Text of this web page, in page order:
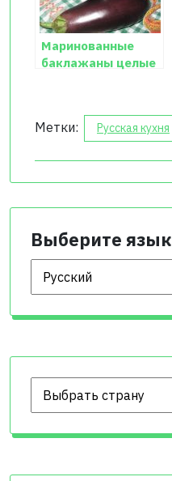
Маринованные
баклажаны целые
Метки: Русская кухня
Выберите язык
Выберите язык